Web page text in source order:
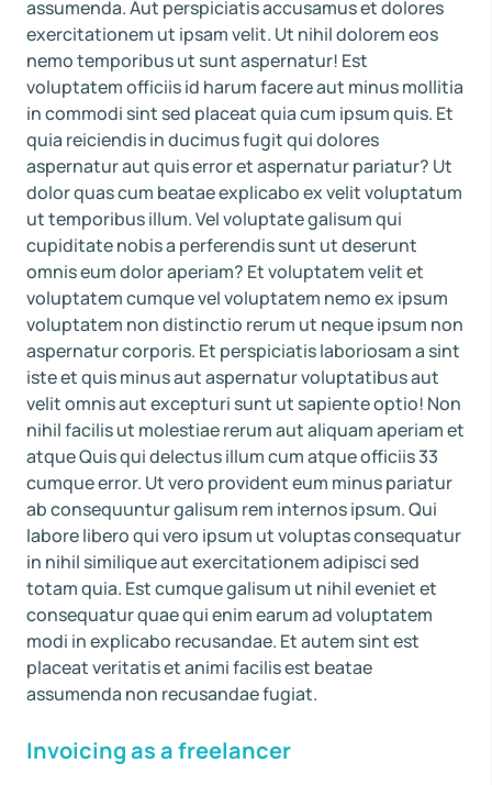
assumenda. Aut perspiciatis accusamus et dolores
exercitationem ut ipsam velit. Ut nihil dolorem eos
nemo temporibus ut sunt aspernatur! Est
voluptatem officiis id harum facere aut minus mollitia
in commodi sint sed placeat quia cum ipsum quis. Et
quia reiciendis in ducimus fugit qui dolores
aspernatur aut quis error et aspernatur pariatur? Ut
dolor quas cum beatae explicabo ex velit voluptatum
ut temporibus illum. Vel voluptate galisum qui
cupiditate nobis a perferendis sunt ut deserunt
omnis eum dolor aperiam? Et voluptatem velit et
voluptatem cumque vel voluptatem nemo ex ipsum
voluptatem non distinctio rerum ut neque ipsum non
aspernatur corporis. Et perspiciatis laboriosam a sint
iste et quis minus aut aspernatur voluptatibus aut
velit omnis aut excepturi sunt ut sapiente optio! Non
nihil facilis ut molestiae rerum aut aliquam aperiam et
atque Quis qui delectus illum cum atque officiis 33
cumque error. Ut vero provident eum minus pariatur
ab consequuntur galisum rem internos ipsum. Qui
labore libero qui vero ipsum ut voluptas consequatur
in nihil similique aut exercitationem adipisci sed
totam quia. Est cumque galisum ut nihil eveniet et
consequatur quae qui enim earum ad voluptatem
modi in explicabo recusandae. Et autem sint est
placeat veritatis et animi facilis est beatae
assumenda non recusandae fugiat.
Invoicing as a freelancer